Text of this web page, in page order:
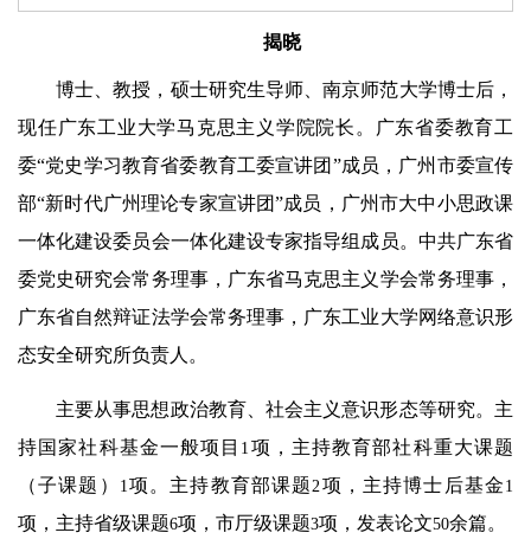
揭晓
博士、教授，硕士研究生导师、南京师范大学博士后，
现任广东工业大学马克思主义学院院长。广东省委教育工
委“党史学习教育省委教育工委宣讲团”成员，广州市委宣传
部“新时代广州理论专家宣讲团”成员，广州市大中小思政课
一体化建设委员会一体化建设专家指导组成员。中共广东省
委党史研究会常务理事，广东省马克思主义学会常务理事，
广东省自然辩证法学会常务理事，广东工业大学网络意识形
态安全研究所负责人。
主要从事思想政治教育、社会主义意识形态等研究。主
持国家社科基金一般项目 1 项，主持教育部社科重大课题
（子课题）
1项。主持教育部课题2项，主持博士后基金 1
项，主持省级课题6项，市厅级课题3项，发表论文50余篇。